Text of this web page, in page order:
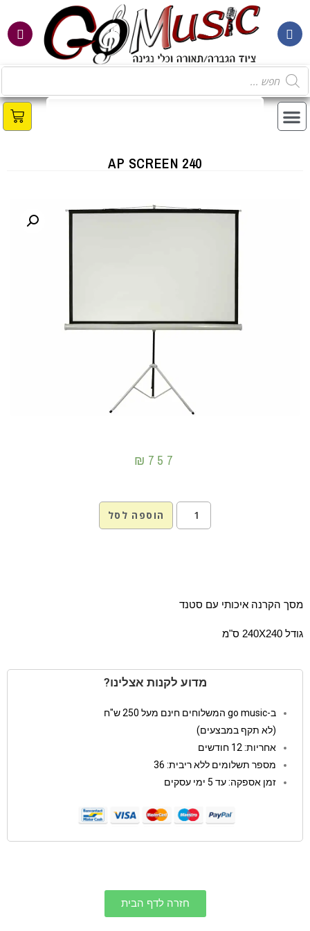
AP SCREEN 240
₪ 757
הוספה לסל
מסך הקרנה איכותי עם סטנד
גודל 240X240 ס"מ
מדוע לקנות אצלינו?
ב-go music המשלוחים חינם מעל 250 ש"ח
(לא תקף במבצעים)
אחריות: 12 חודשים
מספר תשלומים ללא ריבית: 36
זמן אספקה: עד 5 ימי עסקים
חזרה לדף הבית